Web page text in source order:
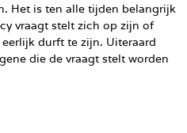
Het is ten alle tijden belangrijk
vraagt stelt zich op zijn of
durft te zijn. Uiteraard
die de vraagt stelt worden